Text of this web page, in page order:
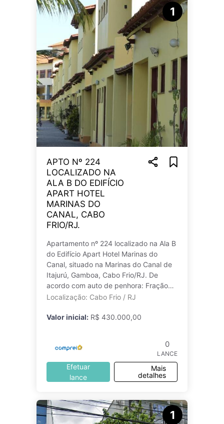
1
APTO Nº 224
LOCALIZADO NA
ALA B DO EDIFÍCIO
APART HOTEL
MARINAS DO
CANAL, CABO
FRIO/RJ.
Apartamento nº 224 localizado na Ala B
do Edifício Apart Hotel Marinas do
Canal, situado na Marinas do Canal de
Itajurú, Gamboa, Cabo Frio/RJ. De
acordo com auto de penhora: Fração
de 1/10 do Apartamento 224 localizad
Localização: Cabo Frio / RJ
Valor inicial: R$ 430.000,00
0
LANCE
Efetuar
lance
Mais
detalhes
1